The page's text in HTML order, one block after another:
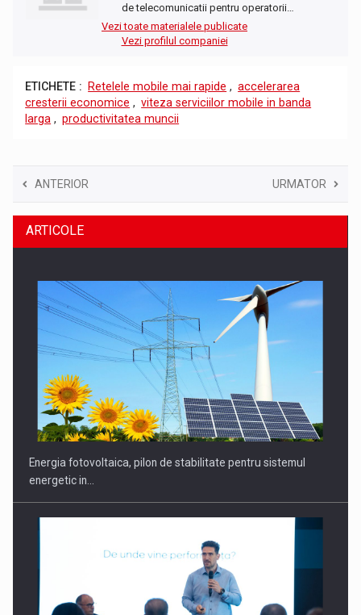
de telecomunicatii pentru operatorii…
Vezi toate materialele publicate
Vezi profilul companiei
ETICHETE : Retelele mobile mai rapide , accelerarea
cresterii economice , viteza serviciilor mobile in banda
larga , productivitatea muncii
ANTERIOR URMATOR
ARTICOLE
Energia fotovoltaica, pilon de stabilitate pentru sistemul
energetic in…